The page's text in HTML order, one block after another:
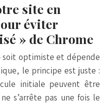
site en
éviter
» de Chrome
soit optimiste et dépende
le principe est juste :
initiale peuvent être
s’arrête pas une fois le